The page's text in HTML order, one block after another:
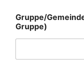
Gruppe/
Gruppe)